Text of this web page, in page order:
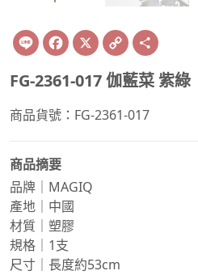
Line Facebook
X Copy
Link
FG-2361-017 伽藍菜 紫綠
商品貨號：FG-2361-017
商品摘要
品牌｜MAGIQ
產地｜中國
材質｜塑膠
規格｜1支
尺寸｜長度約53cm